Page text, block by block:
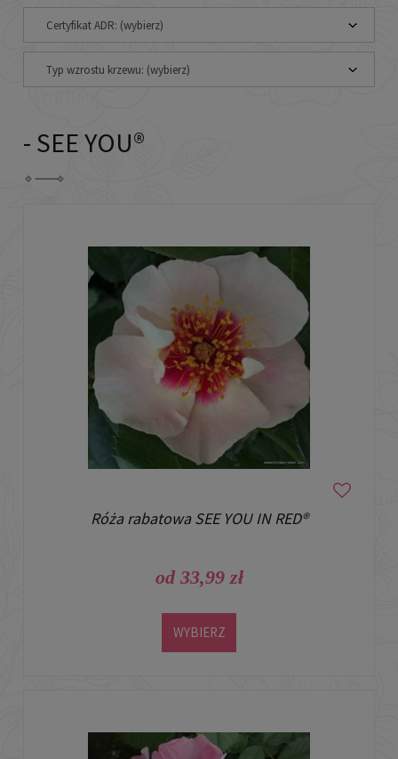
Certyfikat ADR: (wybierz)
Typ wzrostu krzewu: (wybierz)
- SEE YOU®
Róża rabatowa SEE YOU IN RED®
od 33,99 zł
WYBIERZ